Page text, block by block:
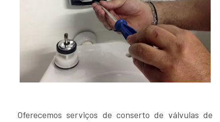
Oferecemos serviços de conserto de válvulas de